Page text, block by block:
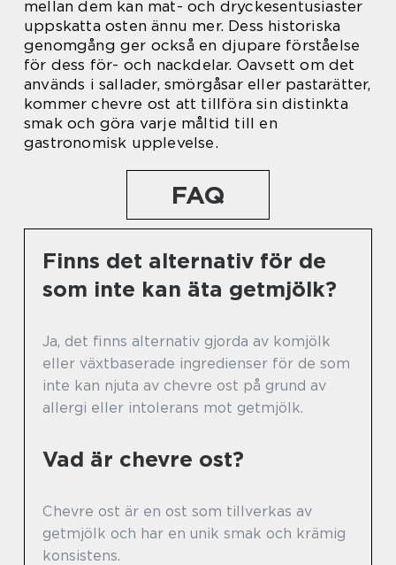
mellan dem kan mat- och dryckesentusiaster
uppskatta osten ännu mer. Dess historiska
genomgång ger också en djupare förståelse
för dess för- och nackdelar. Oavsett om det
används i sallader, smörgåsar eller pastarätter,
kommer chevre ost att tillföra sin distinkta
smak och göra varje måltid till en
gastronomisk upplevelse.
FAQ
Finns det alternativ för de
som inte kan äta getmjölk?
Ja, det finns alternativ gjorda av komjölk
eller växtbaserade ingredienser för de som
inte kan njuta av chevre ost på grund av
allergi eller intolerans mot getmjölk.
Vad är chevre ost?
Chevre ost är en ost som tillverkas av
getmjölk och har en unik smak och krämig
konsistens.